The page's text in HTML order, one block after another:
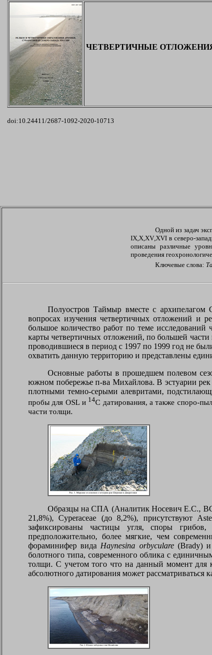
ЧЕТВЕРТИЧНЫЕ
doi:10.24411/2687-1092-2020-10713
Одной из задач
IX,X,XV,XVI в северо-
описаны различные
проведения
Ключевые слова:
Полуостров Таймыр вместе с
вопросах изучения четвертичных отложений и
большое количество работ по теме исследований
карты четвертичных отложений, по большей
проводившиеся в период с 1997 по 1999 год не
охватить данную территорию и представлены
Основные работы в прошедшем полевом
южном побережье п-ва Михайлова. В эстуарии
плотными темно-серыми алевритами,
пробы для OSLи 14C датирования, а также споро-
части толщи.
Образцы на СПА (Аналитик Носевич Е.С.,
21,8%),Cyperaceae (до 8,2%), присутствуют
зафиксированы частицы угля, споры
предположительно, более мягкие, чем
фораминифер вида Haynesina orbyculare (Brady) и
болотного типа, современного облика с
толщи. С учетом того что на данный момент для
абсолютного датирования может рассматриваться